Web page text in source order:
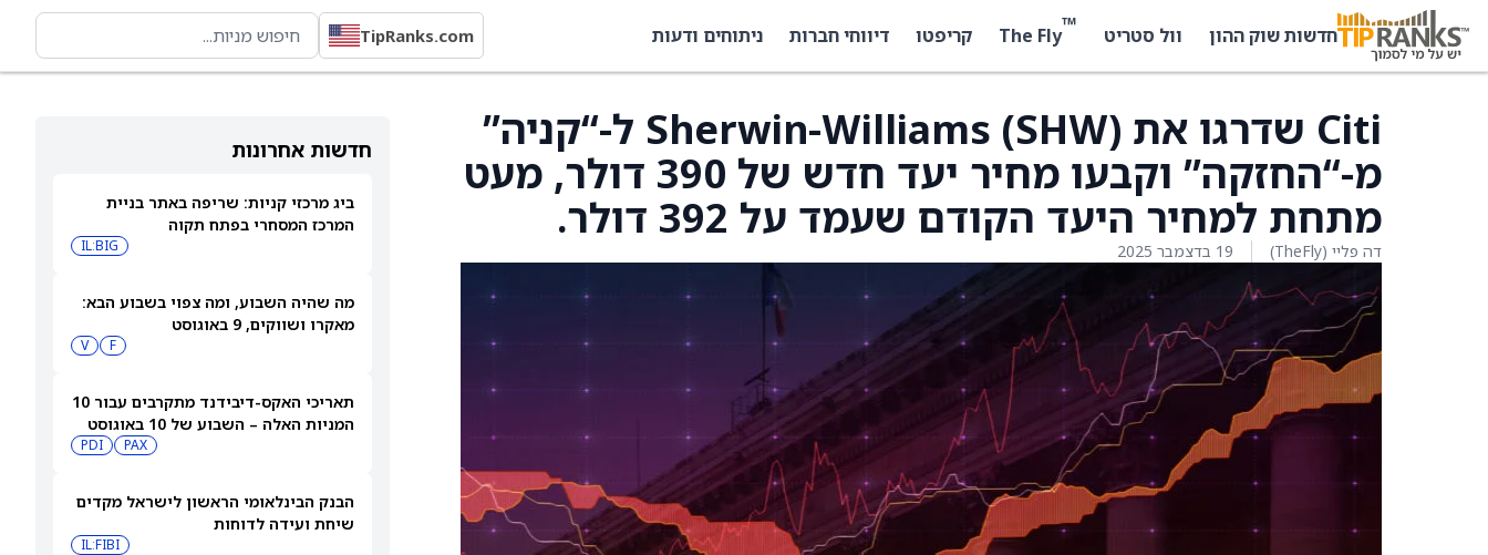
חדשות שוק ההון וול סטריט ™
The Fly קריפטו דיווחי חברות ניתוחים ודעות TipRanks.com
חדשות אחרונות
ביג מרכזי קניות: שריפה באתר בניית
המרכז המסחרי בפתח תקוה
IL:BIG
מה שהיה השבוע, ומה צפוי בשבוע הבא:
מאקרו ושווקים, 9 באוגוסט
F
V
תאריכי האקס-דיבידנד מתקרבים עבור 10
המניות האלה – השבוע של 10 באוגוסט
PAX
PDI
הבנק הבינלאומי הראשון לישראל מקדים
שיחת ועידה לדוחות
IL:FIBI
Citi שדרגו את Sherwin-Williams (SHW) ל-“קניה”
מ-“החזקה” וקבעו מחיר יעד חדש של 390 דולר, מעט
מתחת למחיר היעד הקודם שעמד על 392 דולר.
דה פליי (TheFly) 19 בדצמבר 2025